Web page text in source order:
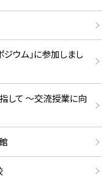
ウム」に参加しまし
して ～交流授業に向